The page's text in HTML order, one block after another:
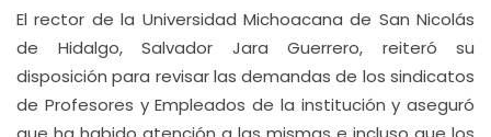
El rector de la Universidad Michoacana de San Nicolás
de Hidalgo, Salvador Jara Guerrero, reiteró su
disposición para revisar las demandas de los sindicatos
de Profesores y Empleados de la institución y aseguró